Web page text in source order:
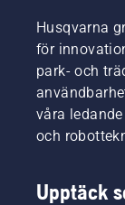
Husqvarna
för
park- och
våra
och
Upptäck